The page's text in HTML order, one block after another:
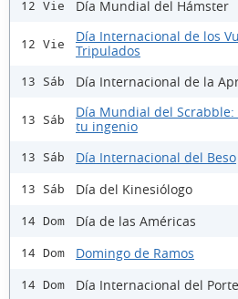
12 Vie Día Mundial del Hámster
12 Vie
Día Internacional de los
Tripulados
13 Sáb Día Internacional de la
13 Sáb
Día Mundial del
tu ingenio
13 Sáb Día Internacional del Beso
13 Sáb Día del Kinesiólogo
14 Dom Día de las Américas
14 Dom Domingo de Ramos
14 Dom Día Internacional del